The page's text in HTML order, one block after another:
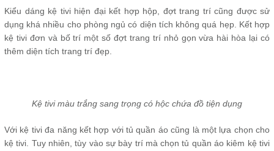
Kiểu dáng kệ tivi hiện đại kết hợp hộp, đợt trang trí cũng được sử
dụng khá nhiều cho phòng ngủ có diện tích không quá hẹp. Kết hợp
kệ tivi đơn và bố trí một số đợt trang trí nhỏ gọn vừa hài hòa lại có
thêm diện tích trang trí đẹp.
Kệ tivi màu trắng sang trọng có hộc chứa đồ tiện dụng
Với kệ tivi đa năng kết hợp với tủ quần áo cũng là một lựa chọn cho
kệ tivi. Tuy nhiên, tùy vào sự bày trí mà chọn tủ quần áo kiêm kệ tivi